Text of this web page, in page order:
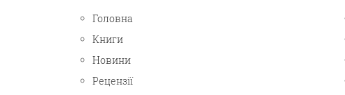
Головна
Книги
Новини
Рецензії